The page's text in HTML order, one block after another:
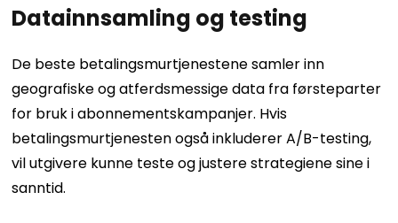
Datainnsamling og testing
De beste betalingsmurtjenestene samler inn
geografiske og atferdsmessige data fra førsteparter
for bruk i abonnementskampanjer. Hvis
betalingsmurtjenesten også inkluderer A/B-testing,
vil utgivere kunne teste og justere strategiene sine i
sanntid.